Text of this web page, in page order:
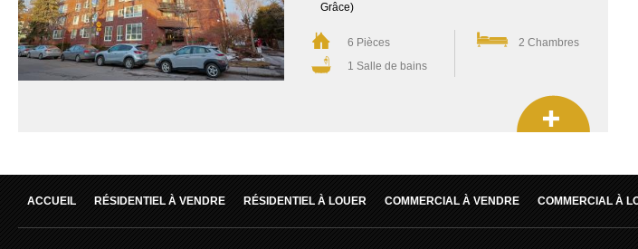
Grâce)
6 Pièces
1 Salle de bains
2 Chambres
ACCUEIL RÉSIDENTIEL À VENDRE RÉSIDENTIEL À LOUER COMMERCIAL À VENDRE COMMERCIAL À